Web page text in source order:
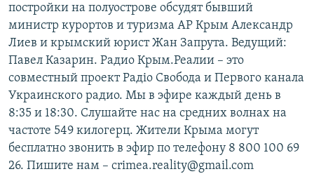
постройки на полуострове обсудят бывший
министр курортов и туризма АР Крым Александр
Лиев и крымский юрист Жан Запрута. Ведущий:
Павел Казарин. Радио Крым.Реалии – это
совместный проект Радіо Свобода и Первого канала
Украинского радио. Мы в эфире каждый день в
8:35 и 18:30. Слушайте нас на средних волнах на
частоте 549 килогерц. Жители Крыма могут
бесплатно звонить в эфир по телефону 8 800 100 69
26. Пишите нам – crimea.reality@gmail.com